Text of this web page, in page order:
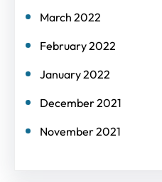
March 2022
February 2022
January 2022
December 2021
November 2021